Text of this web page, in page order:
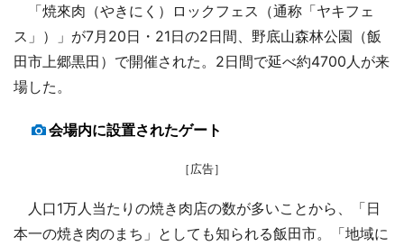
「焼來肉（やきにく）ロックフェス（通称「ヤキフェ
ス」）」が7月20日・21日の2日間、野底山森林公園（飯
田市上郷黒田）で開催された。2日間で延べ約4700人が来
場した。
会場内に設置されたゲート
［広告］
人口1万人当たりの焼き肉店の数が多いことから、「日
本一の焼き肉のまち」としても知られる飯田市。「地域に